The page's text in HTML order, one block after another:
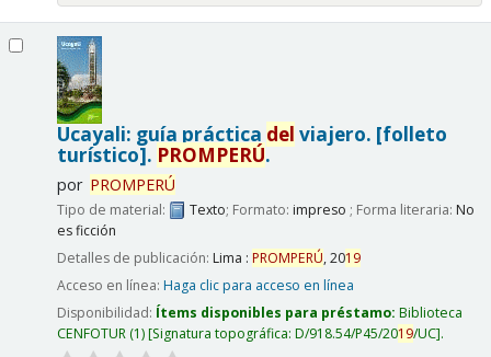
Ucayali: guía práctica del viajero. [folleto
turístico]. PROMPERÚ.
por PROMPERÚ
Tipo de material: Texto; Formato: impreso ; Forma literaria: No
es ficción
Detalles de publicación: Lima : PROMPERÚ,2019
Acceso en línea: Haga clic para acceso en línea
Disponibilidad: Ítems disponibles para préstamo: Biblioteca
CENFOTUR(1) Signatura topográfica: D/918.54/P45/2019/UC .